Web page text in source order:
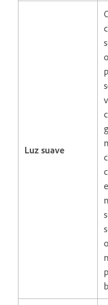
Luz suave